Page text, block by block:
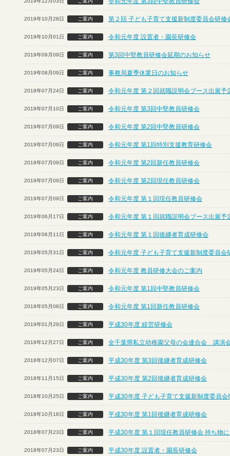
2019年10月28日 ご案内 第２回 子ども子育て支援新制度委員会研修
2019年10月01日 ご案内 令和元年度 設置者・園長研修会
2019年09月09日 ご案内 第3回中堅教員研修会延期のお知らせ
2019年08月09日 ご案内 事務局夏季休業日のお知らせ
2019年07月24日 ご案内 令和元年度 第２回就職説明会ブース出展
2019年07月10日 ご案内 令和元年度 第3回中堅教員研修会
2019年07月09日 ご案内 令和元年度 第2回中堅教員研修会
2019年07月09日 ご案内 令和元年度 第1回特別支援教育研修会
2019年07月09日 ご案内 令和元年度 第2回新任教員研修会
2019年07月09日 ご案内 令和元年度 第2回現任教員研修会
2019年07月09日 ご案内 令和元年度 第１回現任教員研修会
2019年06月17日 ご案内 令和元年度 第１回就職説明会ブース出展予
2019年06月11日 ご案内 令和元年度 第１回後継者育成研修会
2019年05月31日 ご案内 令和元年度 子ども子育て支援新制度委員会
2019年05月24日 ご案内 令和元年度 教員研修大会のご案内
2019年05月23日 ご案内 令和元年度 第1回中堅教員研修会
2019年05月08日 ご案内 令和元年度 第1回新任教員研修会
2019年01月29日 ご案内 平成30年度 経営研修会
2018年12月27日 ご案内 全千葉県私立幼稚園父母の会連合会 講演
2018年12月07日 ご案内 平成30年度 第3回後継者育成研修会
2018年11月15日 ご案内 平成30年度 第2回後継者育成研修会
2018年10月25日 ご案内 平成30年度 子ども子育て支援新制度委員会
2018年10月18日 ご案内 平成30年度 第1回後継者育成研修会
2018年07月23日 ご案内 平成30年度 第１回現任教員研修会 持ち物
2018年07月23日 ご案内 平成30年度 設置者・園長研修会